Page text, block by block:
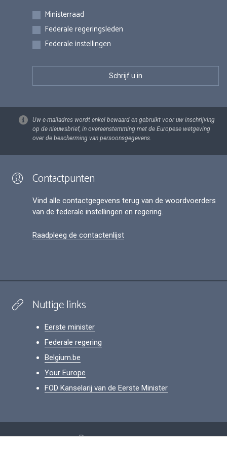
Inschrijvingen
Ministerraad
Federale regeringsleden
Federale instellingen
Uw e-mailadres wordt enkel bewaard en gebruikt voor uw inschrijving
op de nieuwsbrief, in overeenstemming met de Europese wetgeving
over de bescherming van persoonsgegevens.
Contactpunten
Vind alle contactgegevens terug van de woordvoerders
van de federale instellingen en regering.
Raadpleeg de contactenlijst
Nuttige links
Eerste minister
Federale regering
Belgium.be
Your Europe
FOD Kanselarij van de Eerste Minister
Persoonsgegevens